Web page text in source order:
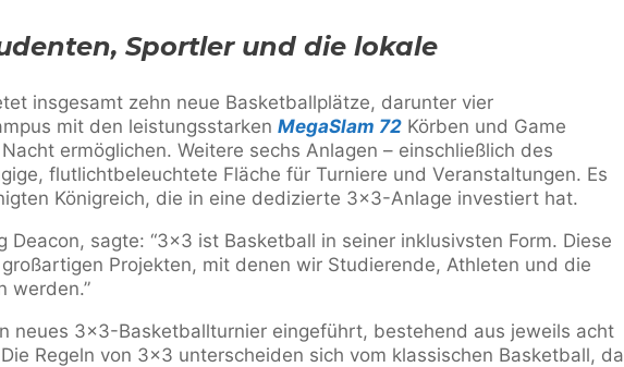
Sportler und die lokale
insgesamt zehn neue Basketballplätze, darunter vier
mit den leistungsstarken MegaSlam 72 Körben und Game
ermöglichen. Weitere sechs Anlagen – einschließlich des
flutlichtbeleuchtete Fläche für Turniere und Veranstaltungen. Es
Königreich, die in eine dedizierte 3×3-Anlage investiert hat.
Deacon, sagte: “3×3 ist Basketball in seiner inklusivsten Form. Diese
Projekten, mit denen wir Studierende, Athleten und die
werden.”
neues 3×3-Basketballturnier eingeführt, bestehend aus jeweils acht
Regeln von 3×3 unterscheiden sich vom klassischen Basketball, da